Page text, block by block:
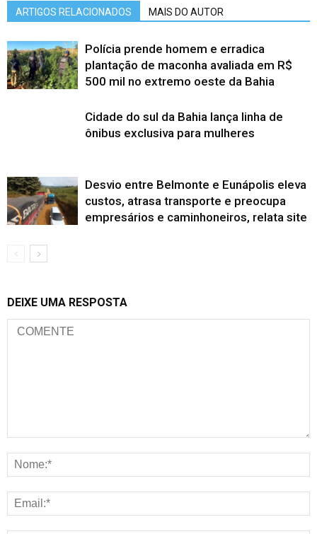
ARTIGOS RELACIONADOS MAIS DO AUTOR
Polícia prende homem e erradica
plantação de maconha avaliada em R$
500 mil no extremo oeste da Bahia
Cidade do sul da Bahia lança linha de
ônibus exclusiva para mulheres
Desvio entre Belmonte e Eunápolis eleva
custos, atrasa transporte e preocupa
empresários e caminhoneiros, relata site
DEIXE UMA RESPOSTA